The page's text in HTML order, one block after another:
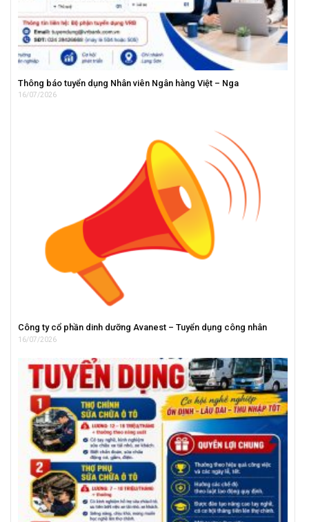
Thông báo tuyển dụng Nhân viên Ngân hàng Việt – Nga
16/07/2026
Công ty cổ phần dinh dưỡng Avanest – Tuyển dụng công nhân
16/07/2026